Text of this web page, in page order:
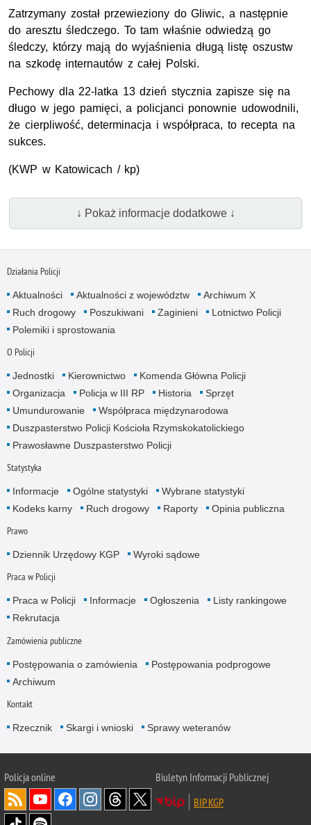
Zatrzymany został przewieziony do Gliwic, a następnie
do aresztu śledczego. To tam właśnie odwiedzą go
śledczy, którzy mają do wyjaśnienia długą listę oszustw
na szkodę internautów z całej Polski.
Pechowy dla 22-latka 13 dzień stycznia zapisze się na
długo w jego pamięci, a policjanci ponownie udowodnili,
że cierpliwość, determinacja i współpraca, to recepta na
sukces.
(KWP w Katowicach / kp)
↓ Pokaż informacje dodatkowe ↓
Działania Policji
Aktualności Aktualności z województw
Archiwum X
Ruch drogowy
Poszukiwani Zaginieni
Lotnictwo Policji
Polemiki i sprostowania
O Policji
Jednostki Kierownictwo
Komenda Główna Policji
Organizacja
Policja w III RP Historia
Sprzęt
Umundurowanie
Współpraca międzynarodowa
Duszpasterstwo Policji Kościoła Rzymskokatolickiego
Prawosławne Duszpasterstwo Policji
Statystyka
Informacje Ogólne statystyki
Wybrane statystyki
Kodeks karny
Ruch drogowy Raporty Opinia publiczna
Prawo
Dziennik Urzędowy KGP Wyroki sądowe
Praca w Policji
Praca w Policji Informacje Ogłoszenia
Listy rankingowe
Rekrutacja
Zamówienia publiczne
Postępowania o zamówienia
Postępowania podprogowe
Archiwum
Kontakt
Rzecznik Skargi i wnioski Sprawy weteranów
Policjaonline
Biuletyn Informacji Publicznej
BIP KGP